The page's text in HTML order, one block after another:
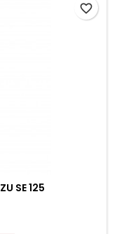
SE 125
favorite_border